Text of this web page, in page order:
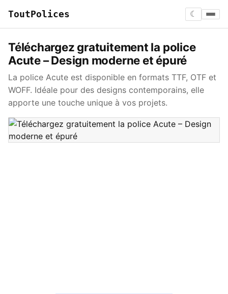
ToutPolices ☾
Téléchargez gratuitement la police
Acute – Design moderne et épuré
La police Acute est disponible en formats TTF, OTF et
WOFF. Idéale pour des designs contemporains, elle
apporte une touche unique à vos projets.